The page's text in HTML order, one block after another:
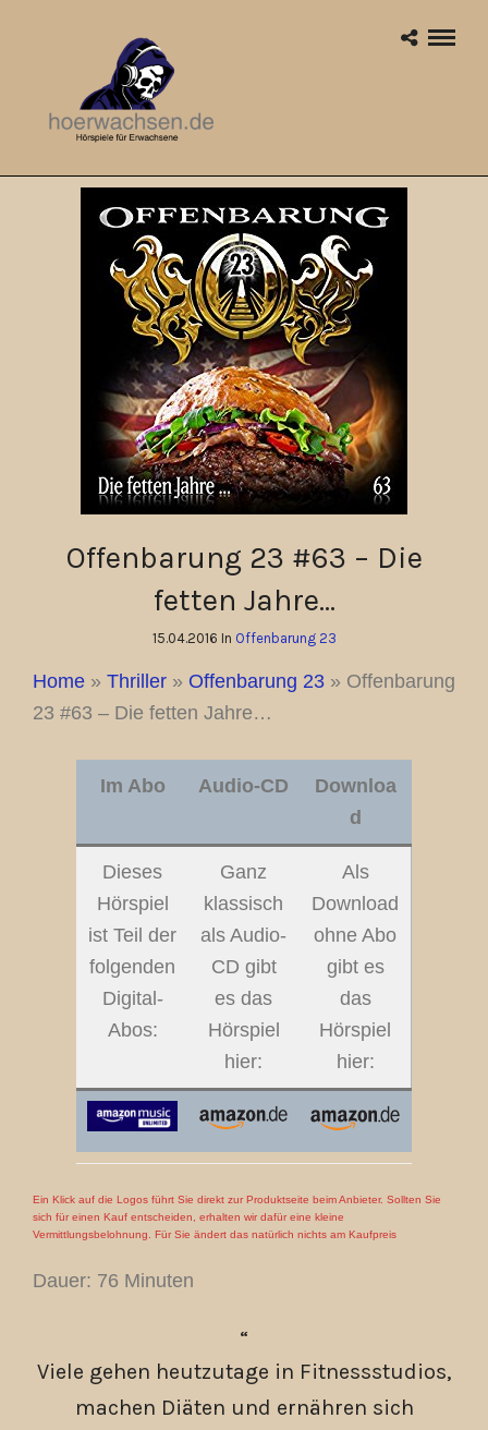
Offenbarung 23 #63 – Die
fetten Jahre…
15.04.2016 In Offenbarung 23
Home » Thriller » Offenbarung 23 » Offenbarung
23 #63 – Die fetten Jahre…
Im Abo Audio-CD
Downloa
d
Dieses
Hörspiel
ist Teil der
folgenden
Digital-
Abos:
Ganz
klassisch
als Audio-
CD gibt
es das
Hörspiel
hier:
Als
Download
ohne Abo
gibt es
das
Hörspiel
hier:
Ein Klick auf die Logos führt Sie direkt zur Produktseite beim Anbieter. Sollten Sie
sich für einen Kauf entscheiden, erhalten wir dafür eine kleine
Vermittlungsbelohnung. Für Sie ändert das natürlich nichts am Kaufpreis
Dauer: 76 Minuten
Viele gehen heutzutage in Fitnessstudios,
machen Diäten und ernähren sich